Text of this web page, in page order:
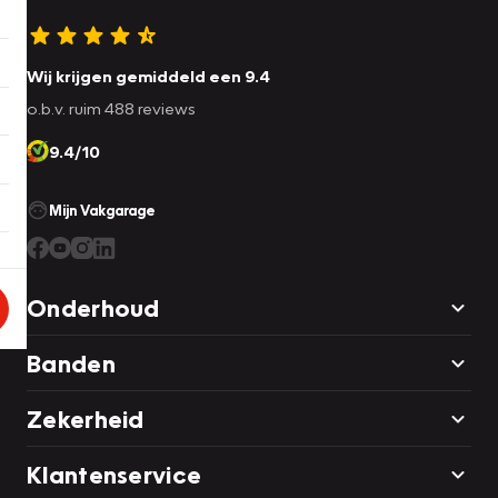
Wij krijgen gemiddeld een 9.4
o.b.v. ruim 488 reviews
9.4/10
Mijn Vakgarage
Onderhoud
Banden
Zekerheid
Klantenservice